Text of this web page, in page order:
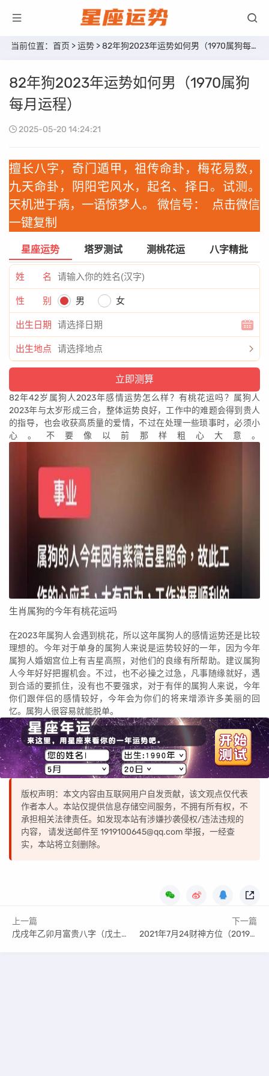
当前位置： 首页 >运势 > 82年狗2023年运势如何男（1970属狗每月运程）
82年狗2023年运势如何男（1970属狗
每月运程）
2025-05-20 14:24:21
擅长八字，奇门遁甲，祖传命卦，梅花易数，
九天命卦，阴阳宅风水，起名、择日。试测。
天机泄于病，一语惊梦人。 微信号：
点击微信
一键复制
星座运势 塔罗测试 测桃花运 八字精批
姓 名
性 别 男 女
出生日期
出生地点
82年42岁属狗人2023年感情运势怎么样？有桃花运吗？属狗人
2023年与太岁形成三合，整体运势良好，工作中的难题会得到贵人
的指导，也会收获高质量的爱情，不过在处理一些琐事时，必须小
心。不要像以前那样粗心大意。
生肖属狗的今年有桃花运吗
在2023年属狗人会遇到桃花，所以这年属狗人的感情运势还是比较
理想的。今年对于单身的属狗人来说是运势较好的一年，因为今年
属狗人婚姻宫位上有吉星高照，对他们的良缘有所帮助。建议属狗
人今年好好把握机会。不过，也不必操之过急，凡事随缘就好，遇
到合适的要抓住，没有也不要强求，对于有伴的属狗人来说，今年
你们跟伴侣的感情较好，今年会为你们的将来增添许多美丽的回
忆。属狗人很容易就能脱单。
版权声明：本文内容由互联网用户自发贡献，该文观点仅代表
作者本人。本站仅提供信息存储空间服务，不拥有所有权，不
承担相关法律责任。如发现本站有涉嫌抄袭侵权/违法违规的
内容， 请发送邮件至 1919100645@qq.com 举报，一经查
实，本站将立刻删除。
上一篇
戊戌年乙卯月富贵八字（戊土伤官最为贵）
下一篇
2021年7月24财神方位（2019年12月22日财神方位）